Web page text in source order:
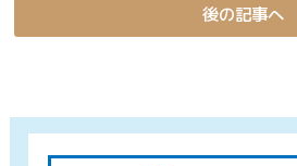
後の記事へ